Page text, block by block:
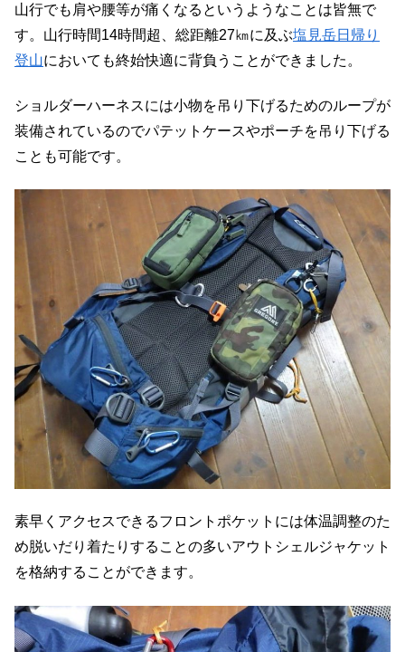
山行でも肩や腰等が痛くなるというようなことは皆無で
す。山行時間14時間超、総距離27㎞に及ぶ塩見岳日帰り
登山においても終始快適に背負うことができました。
ショルダーハーネスには小物を吊り下げるためのループが
装備されているのでパテットケースやポーチを吊り下げる
ことも可能です。
素早くアクセスできるフロントポケットには体温調整のた
め脱いだり着たりすることの多いアウトシェルジャケット
を格納することができます。